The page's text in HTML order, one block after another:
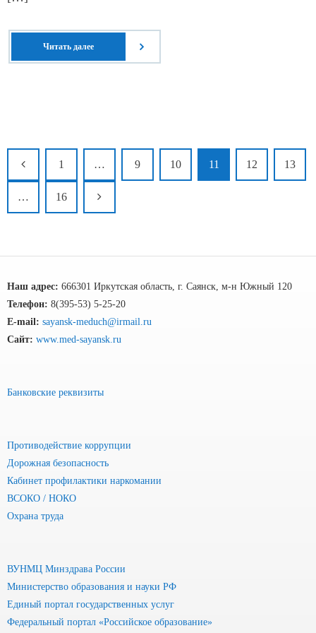
Читать далее
1 … 9 10 11 12 13
… 16
Наш адрес: 666301 Иркутская область, г. Саянск, м-н Южный 120
Телефон: 8(395-53) 5-25-20
E-mail: sayansk-meduch@irmail.ru
Сайт: www.med-sayansk.ru
Банковские реквизиты
Противодействие коррупции
Дорожная безопасность
Кабинет профилактики наркомании
ВСОКО / НОКО
Охрана труда
ВУНМЦ Минздрава России
Министерство образования и науки РФ
Единый портал государственных услуг
Федеральный портал «Российское образование»